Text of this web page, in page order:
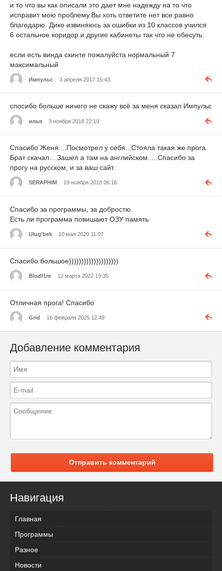
и то что вы как описали это дает мне надежду на то что
исправит мою проблему.Вы хоть ответите нет все равно
благодарю. Дико извиняюсь за ошибки из 10 классов учился
6 остальное коридор и другие кабинеты так что не обесуть.
если есть винда скинте пожалуйста нормальный 7
максимальный
Импульс 3 апреля 2017 15:43
спосибо больше ничего не скажу всё за меня сказал Импульс
илья 3 ноября 2018 22:19
Спасибо Женя....Посмотрел у себя...Стояла такая же прога.
Брат скачал....Зашел а там на английском.....Спасибо за
прогу на русском, и за ваш сайт.
SERAPHIM 19 ноября 2018 06:16
Спасибо за программы, за добростю.
Есть ли программа повишают ОЗУ память
Ulug’bek 10 мая 2020 11:07
Спасибо большое))))))))))))))))))))
Blodf1re 12 марта 2022 19:35
Отличная прога! Спасибо
Grid 16 февраля 2025 12:49
Добавление комментария
Отправить комментарий
Навигация
Главная
Программы
Разное
Новости